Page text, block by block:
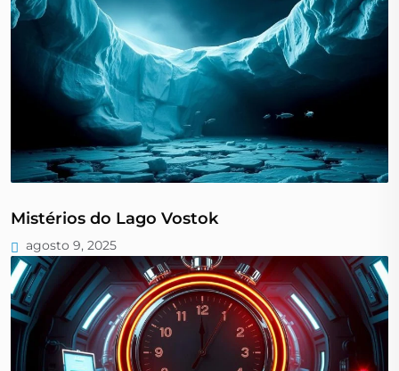
Mistérios do Lago Vostok
agosto 9, 2025